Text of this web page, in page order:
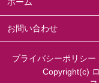
お問い合わせ
プライバシーポリシー
Copyright(c)